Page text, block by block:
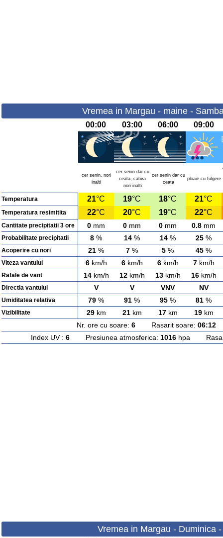
Vremea in Margau - maine -
00:00 03:00 06:00 09:00
cer senin, nori
inalti
cer senin dar cu
ceata, cativa
nori inalti
cer senin dar cu
ceata
ploaie cu fulgere
Temperatura 21°C 19°C 18°C 21°C
Temperatura resimitita 22°C 20°C 19°C 22°C
Cantitate precipitatii 3 ore 0 mm 0 mm 0 mm 0.8 mm
Probabilitate precipitatii 8 % 14 % 14 % 25 %
Acoperire cu nori 21 % 7 % 5 % 45 %
Viteza vantului 6km/h 6km/h 6km/h 7km/h
Rafale de vant 14km/h 12km/h 13km/h 16km/h
Directia vantului V V VNV NV
Umiditatea relativa 79 % 91 % 95 % 81 %
Vizibilitate 29km 21km 17km 19km
Nr. ore cu soare: 6Rasarit soare: 06:12
Index UV : 6Presiunea atmosferica: 1016hpa
Vremea in Margau - Duminica